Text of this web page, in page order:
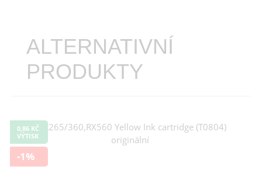
ALTERNATIVNÍ
PRODUKTY
0,86 KČ
VÝTISK
-1%